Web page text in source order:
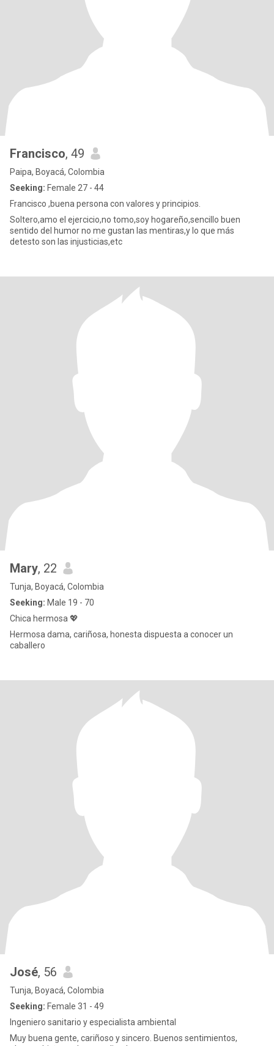
Francisco, 49
Paipa, Boyacá, Colombia
Seeking: Female 27 - 44
Francisco ,buena persona con valores y principios.
Soltero,amo el ejercicio,no tomo,soy hogareño,sencillo buen
sentido del humor no me gustan las mentiras,y lo que más
detesto son las injusticias,etc
Mary, 22
Tunja, Boyacá, Colombia
Seeking: Male 19 - 70
Chica hermosa 💖
Hermosa dama, cariñosa, honesta dispuesta a conocer un
caballero
José, 56
Tunja, Boyacá, Colombia
Seeking: Female 31 - 49
Ingeniero sanitario y especialista ambiental
Muy buena gente, cariñoso y sincero. Buenos sentimientos,